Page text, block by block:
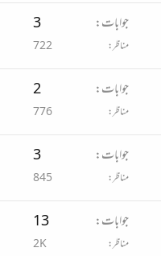
جوابات 3
مناظر 722
جوابات 2
مناظر 776
جوابات 3
مناظر 845
جوابات 13
مناظر 2K